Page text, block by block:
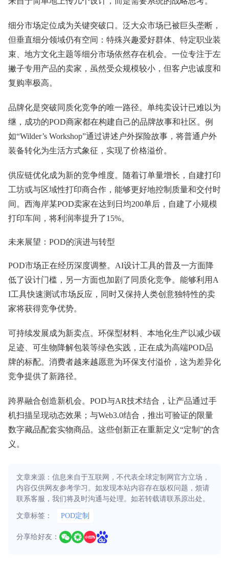
细分市场定位成为关键突破口。泛大众市场已被巨头垄断，
但垂直细分领域仍有空间：特殊兴趣爱好群体、特定职业装
束、地方文化主题等细分市场依然存在机会。一位专注于左
撇子专用产品的卖家，虽然受众规模较小，但客户忠诚度和
复购率极高。
品牌化是突破同质化竞争的唯一路径。单纯卖设计已难以为
继，成功的POD商家都在构建自己的品牌故事和社区。例
如“Wilder’s Workshop”通过讲述户外探险故事，将普通户外
装备转化为生活方式象征，实现了价格溢价。
供应链优化成为新的竞争维度。随着订单量增长，自建打印
工坊或与区域性打印商合作，能够更好地控制质量和交付时
间。西海岸某POD卖家在达到日均200单后，自建了小规模
打印车间，将利润率提升了15%。
未来展望：POD的演进与转型
POD市场正在经历深度调整。AI设计工具的普及一方面降
低了设计门槛，另一方面也加剧了同质化竞争。能够利用A
I工具快速测试市场反应，同时又保持人类创意独特性的卖
家将获得竞争优势。
可持续发展成为新卖点。环保型材料、本地化生产以减少碳
足迹、可生物降解包装等绿色实践，正在成为高端POD品
牌的标配。消费者越来越愿意为环保支付溢价，这为差异化
竞争提供了新路径。
跨界融合创造新机会。POD与AR技术结合，让产品通过手
机扫描呈现动态效果；与Web3.0结合，推出可验证的限量
数字藏品配套实物商品。这些创新正在重新定义“定制”的含
义。
文章来源：信息来自于互联网，不代表全球定制网官方立场，
内容仅供网友参考学习。如发现本站内容存在版权问题，烦请
联系客服，我们将及时沟通与处理。如若转载请联系原出处。
文章标签： POD定制
分享给好友：